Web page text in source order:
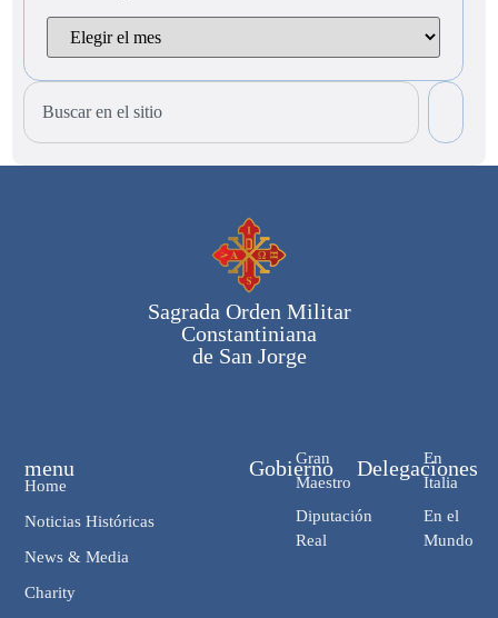
Sagrada Orden Militar
Constantiniana
de San Jorge
Gobierno
Gran
Maestro
Diputación
Real
Delegaciones
En
Italia
En el
Mundo
menu
Home
Noticias Históricas
News & Media
Charity